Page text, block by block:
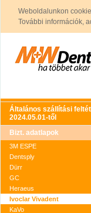
Weboldalunkon
További információk,
Általános szállítási
2024.05.01-től
Bizt. adatlapok
3M ESPE
Dentsply
Dürr
GC
Heraeus
Ivoclar Vivadent
KaVo